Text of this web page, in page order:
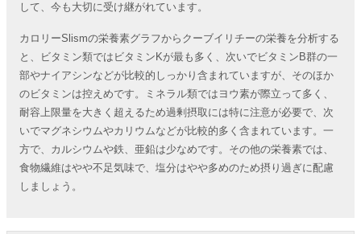
して、今も大切に受け継がれています。
カロリーSlismの栄養素グラフからクーブイリチーの栄養を分析する
と、ビタミン類ではビタミンKが最も多く、次いでビタミンB群の一
部やナイアシンなどが比較的しっかり含まれていますが、そのほか
のビタミンは控えめです。ミネラル類ではヨウ素が際立って多く、
耐容上限量を大きく超えるため過剰摂取には特に注意が必要で、次
いでマグネシウムやカリウムなどが比較的多く含まれています。一
方で、カルシウムや鉄、亜鉛は少なめです。その他の栄養素では、
食物繊維はやや不足気味で、塩分はやや多めのため摂り過ぎに配慮
しましょう。